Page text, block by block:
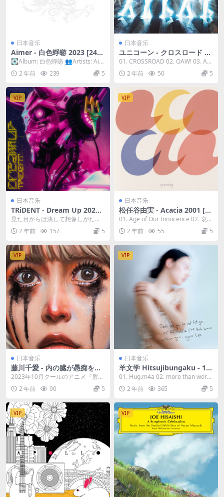
日本音乐
Aimer - 白色蜉蝣 2023 [24bi
t/48kHz] [Hi-Res Flac 171M
B]
💽Album: 白色蜉蝣 👥Artists: Aim
er 🎧Total trac...
2 年前 239 5
日本音乐
ユニコーン - クロスロード 20
23 [24Bit/96kHz] [Hi-Res Fl
ac 827MB]
01. CROSSROAD 02. OAW! 03. Aru
kase. 04. ...
2 年前 50 5
VIP
日本音乐
TRiDENT - Dream Up 2023
[24Bit/48kHz] [Hi-Res Flac
250MB]
見た目からは決して想像しがた
い、重圧なサウンドとパフォーマ
ンス 三叉槍(さんさそ...
2 年前 157 5
VIP
日本音乐
松任谷由実 - Acacia 2001 [20
23] [24Bit/96kHz] [Hi-Res Fl
ac 1.31GB]
01. Age of Our Innocence 02. 哀し
みをください 03...
2 年前 55 5
VIP
日本音乐
藤川千愛 - 内の臓が愚痴をこ
ぼすもので 2023 [24Bit/48k
Hz] [Hi-Res Flac 625MB]
2023年10月クールのアニメ『盾の
勇者の成り上がり Season 3』『聖
剣学...2 年前 90 5
VIP
日本音乐
羊文学 Hitsujibungaku - 12
hugs (like butterflies) 2023
[24Bit/48kHz] [Hi-Res Flac
514MB]
01. Hug.m4a 02. more than word
s 03. Addi...
2 年前 365 5
VIP VIP